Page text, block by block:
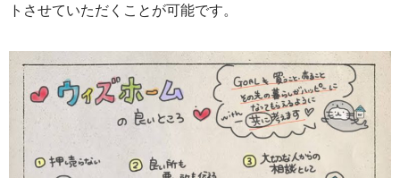
トさせていただくことが可能です。